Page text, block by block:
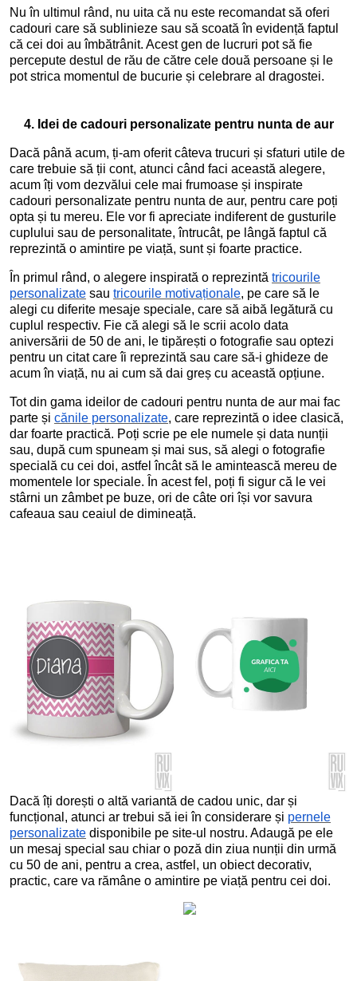
Nu în ultimul rând, nu uita că nu este recomandat să oferi
cadouri care să sublinieze sau să scoată în evidență faptul
că cei doi au îmbătrânit. Acest gen de lucruri pot să fie
percepute destul de rău de către cele două persoane și le
pot strica momentul de bucurie și celebrare al dragostei.
4. Idei de cadouri personalizate pentru nunta de aur
Dacă până acum, ți-am oferit câteva trucuri și sfaturi utile de
care trebuie să ții cont, atunci când faci această alegere,
acum îți vom dezvălui cele mai frumoase și inspirate
cadouri personalizate pentru nunta de aur, pentru care poți
opta și tu mereu. Ele vor fi apreciate indiferent de gusturile
cuplului sau de personalitate, întrucât, pe lângă faptul că
reprezintă o amintire pe viață, sunt și foarte practice.
În primul rând, o alegere inspirată o reprezintă tricourile
personalizate sau tricourile motivaționale, pe care să le
alegi cu diferite mesaje speciale, care să aibă legătură cu
cuplul respectiv. Fie că alegi să le scrii acolo data
aniversării de 50 de ani, le tipărești o fotografie sau optezi
pentru un citat care îi reprezintă sau care să-i ghideze de
acum în viață, nu ai cum să dai greș cu această opțiune.
Tot din gama ideilor de cadouri pentru nunta de aur mai fac
parte și cănile personalizate, care reprezintă o idee clasică,
dar foarte practică. Poți scrie pe ele numele și data nunții
sau, după cum spuneam și mai sus, să alegi o fotografie
specială cu cei doi, astfel încât să le amintească mereu de
momentele lor speciale. În acest fel, poți fi sigur că le vei
stârni un zâmbet pe buze, ori de câte ori își vor savura
cafeaua sau ceaiul de dimineață.
Dacă îți dorești o altă variantă de cadou unic, dar și
funcțional, atunci ar trebui să iei în considerare și pernele
personalizate disponibile pe site-ul nostru. Adaugă pe ele
un mesaj special sau chiar o poză din ziua nunții din urmă
cu 50 de ani, pentru a crea, astfel, un obiect decorativ,
practic, care va rămâne o amintire pe viață pentru cei doi.